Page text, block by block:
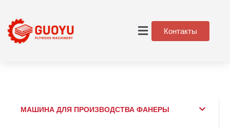
Контакты
МАШИНА ДЛЯ ПРОИЗВОДСТВА ФАНЕРЫ